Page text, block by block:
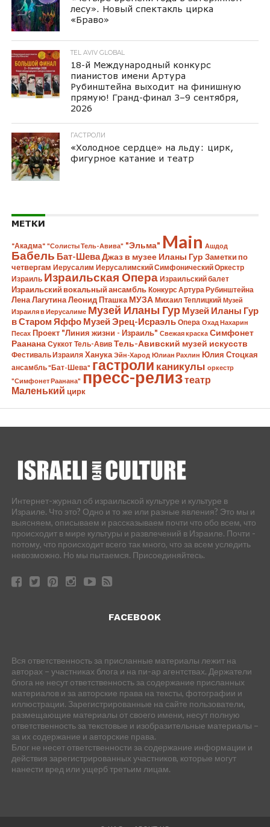
лесу». Новый спектакль цирка
«Браво»
TEL AVIV GLOBAL
18-й Международный конкурс
пианистов имени Артура
Рубинштейна выходит на финишную
прямую! Гранд-финал 3–9 сентября,
2026
ГАСТРОЛИ
«Холодное сердце» на льду: цирк,
фигурное катание и театр
МЕТКИ
"Акадма" "Солисты Тель-Авива" "Эльма" Main Ашдод
Бабель Бат-ШеваДжаз в музее Иланы Гур Заметки по
четвергам Иерусалим Иерусалимский Симфонический Оркестр
Израиль Израильская Опера Израильский балет
Израильский вокальный ансамбль Конкурс Артура Рубинштейна
Лена Лагутина Леонид Пташка МУЗА Михаил Теплицкий Музей
Израиля в Иерусалиме Музей Иланы Гур Музей Иланы Гур
в Старом Яффо Музей Эрец-Исраэль Опера Охад Нахарин
Песах Проект "Линия жизни - Израиль" Свежая краска Симфонет
Раанана Суккот Тель-Авив Тель-Авивский музей искусств
Фестиваль Израиля Ханука Эйн-Харод Юлиан Рахлин Юлия Стоцкая
ансамбль "Бат-Шева" гастроли каникулы оркестр
"Симфонет Раанана" пресс-релизтеатр
Маленький цирк
Интернет-журнал об израильской культуре и культуре в
Израиле. Что это? Одно и то же или разные явления? Это мы и
выясняем, описываем и рассказываем почти что обо всем, что
происходит в мире культуры и развлечений в Израиле. Почти -
потому, что происходит всего так много, что за всем уследить
невозможно. Но мы пытаемся. Присоединяйтесь.
FACEBOOK
Вся ответственность за присланные материалы лежит на
авторах – участниках блога и на пи-ар агентствах. Держатели
блога не несут ответственность за содержание присланных
материалов и за авторские права на тексты, фотографии и
иллюстрации. Зарегистрированные на сайте пользователи,
размещающие материалы от своего имени, несут полную
ответственность за текстовые и изобразительные материалы –
за их содержание и авторские права.
Блог не несет ответственности за содержание информации и
действия зарегистрированных участников, которые могут
нанести вред или ущерб третьим лицам.